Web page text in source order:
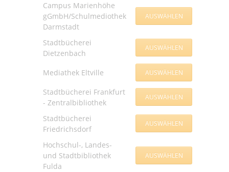
Campus Marienhöhe
gGmbH/Schulmediothek
Darmstadt
Stadtbücherei
Dietzenbach
Mediathek Eltville
Stadtbücherei Frankfurt
- Zentralbibliothek
Stadtbücherei
Friedrichsdorf
Hochschul-, Landes-
und Stadtbibliothek
Fulda